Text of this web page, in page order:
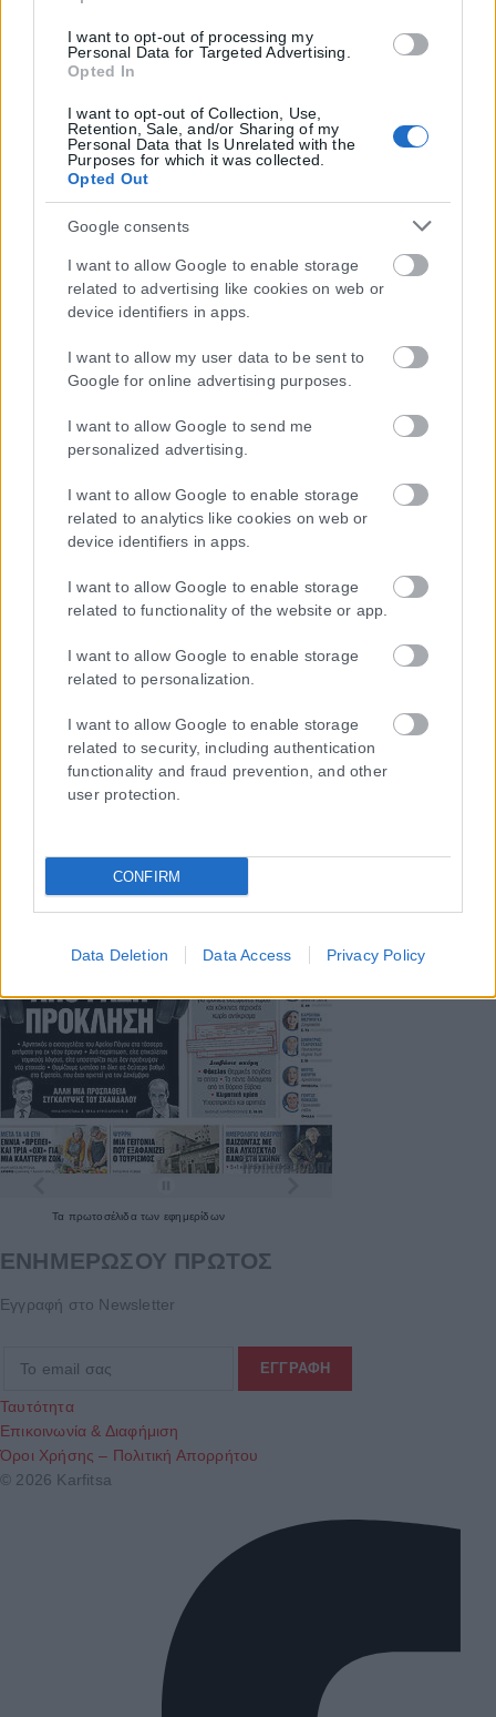
I want to opt-out of processing my
Personal Data for Targeted Advertising.
Opted In
I want to opt-out of Collection, Use,
Retention, Sale, and/or Sharing of my
Personal Data that Is Unrelated with the
Purposes for which it was collected.
Opted Out
Google consents
I want to allow Google to enable storage
related to advertising like cookies on web or
device identifiers in apps.
I want to allow my user data to be sent to
Google for online advertising purposes.
I want to allow Google to send me
personalized advertising.
I want to allow Google to enable storage
related to analytics like cookies on web or
device identifiers in apps.
I want to allow Google to enable storage
related to functionality of the website or app.
I want to allow Google to enable storage
related to personalization.
I want to allow Google to enable storage
related to security, including authentication
functionality and fraud prevention, and other
user protection.
CONFIRM
Data Deletion Data Access Privacy Policy
Η εταιρεία με την επωνυμία “POLITICAL MEDIA GROUP A.E.” και κατ’
επέκταση η ιστοσελίδα που κατέχει αυτή “www.karfitsa.gr”
συμμορφώνονται με τη Σύσταση (ΕΕ) 2018/334 της Επιτροπής της
1ης Μαρτίου 2018 σχετικά με τα μέτρα για την αποτελεσματική
αντιμετώπιση του παράνομου περιεχομένου στο διαδίκτυο (L 63).
Μοναδικός αριθμός Μ.Η.Τ. 262048
ΤΑ ΠΡΩΤΟΣΕΛΙΔΑ ΣΗΜΕΡΑ
Τα πρωτοσέλιδατων εφημερίδων
ΕΝΗΜΕΡΩΣΟΥ ΠΡΩΤΟΣ
Εγγραφή στο Newsletter
Ταυτότητα
Επικοινωνία & Διαφήμιση
Όροι Χρήσης – Πολιτική Απορρήτου
© 2026 Karfitsa